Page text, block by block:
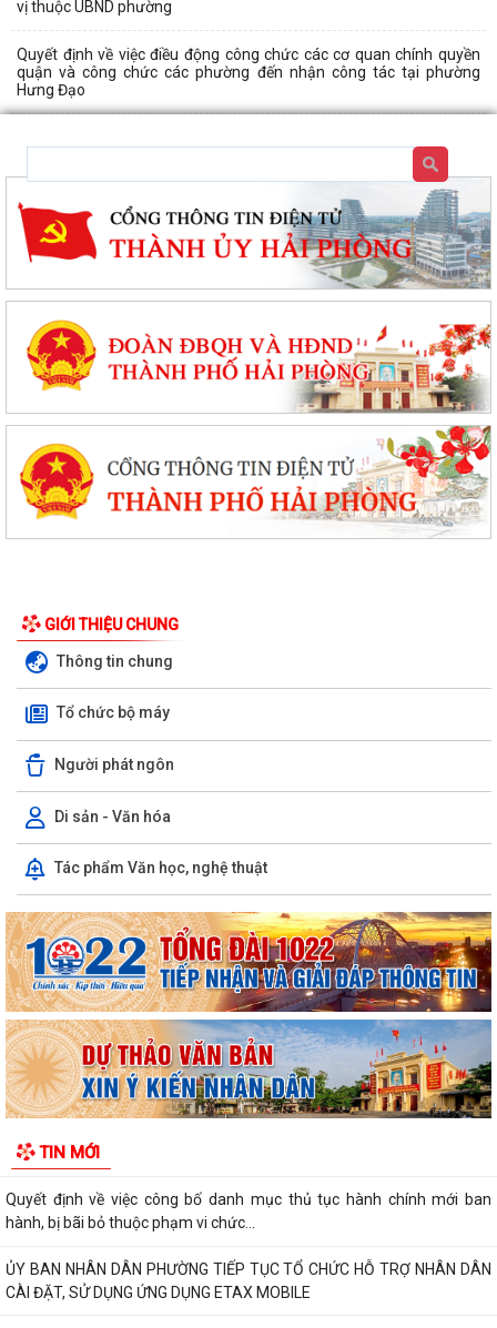
vị thuộc UBND phường
Quyết định về việc điều động công chức các cơ quan chính quyền
quận và công chức các phường đến nhận công tác tại phường
Hưng Đạo
GIỚI THIỆU CHUNG
Thông tin chung
Tổ chức bộ máy
Người phát ngôn
Di sản - Văn hóa
Tác phẩm Văn học, nghệ thuật
TIN MỚI
tuyến tại các tổ dân phố –...
THÔNG BÁO: Thời gian tiếp tục triển khai thu Thuế sử dụng đất phi
nông nghiệp năm 2026 trên địa bàn...
Hải Phòng công khai thủ tục hành chính đặc thù mới ban hành lĩnh vực
đất đai thuộc phạm vi chức...
Hải Phòng công bố danh mục thủ tục hành chính được sửa đổi, bổ
sung, bị bãi bỏ thuộc phạm vi chức...
DÂN CÀI ĐẶT, SỬ DỤNG ỨNG DỤNG ETAX MOBILE,...
Quyết định về việc công bố danh mục thủ tục hành chính mới ban
hành, bị bãi bỏ thuộc phạm vi chức...
ỦY BAN NHÂN DÂN PHƯỜNG TIẾP TỤC TỔ CHỨC HỖ TRỢ NHÂN DÂN
CÀI ĐẶT, SỬ DỤNG ỨNG DỤNG ETAX MOBILE